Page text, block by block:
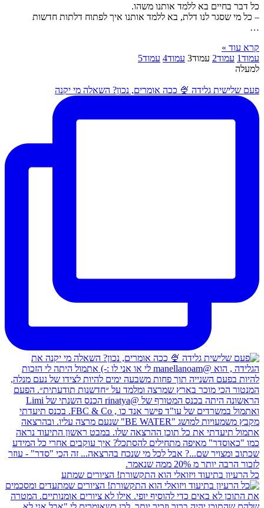
כל דבר בחיים בא ללמד אותנו משהו.
– כל מי שסגר לנו דלת, בא ללמד אותנו איך לפתוח דלתות חדשות
…
קרא עוד »
עמוד1 עמוד2 עמוד3 עמוד4 עמוד5
למעלה
פעם שלישית גלידה 🍨 ככה אומרים, נכון? השאלה מי יקנה
כל הרעיון בתיעוד ויזואלי הוא התקשורת! הציורים שמתע